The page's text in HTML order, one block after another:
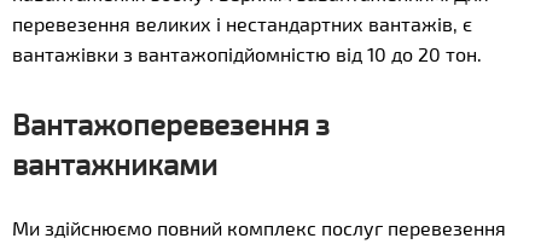
перевезення великих і нестандартних вантажів, є
вантажівки з вантажопідйомністю від 10 до 20 тон.
Вантажоперевезення з
вантажниками
Ми здійснюємо повний комплекс послуг перевезення